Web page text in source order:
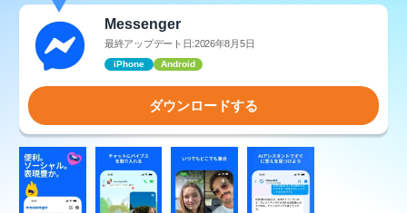
Messenger
最終アップデート日:2026年8月5日
iPhone Android
ダウンロードする